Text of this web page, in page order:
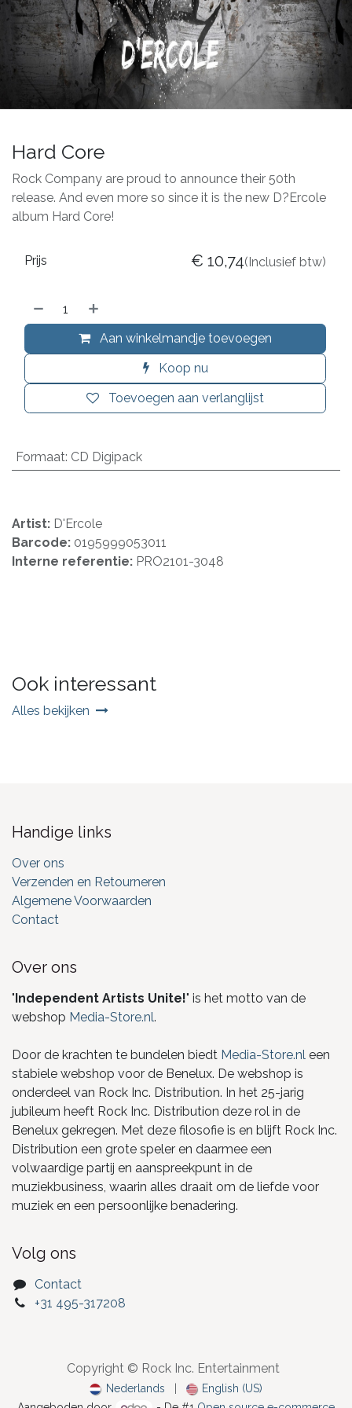
Hard Core
Rock Company are proud to announce their 50th
release. And even more so since it is the new D?Ercole
album Hard Core!
Aan winkelmandje toevoegen
Koop nu
Toevoegen aan verlanglijst
Prijs € 10,74(Inclusief btw)
Formaat: CD Digipack
Artist: D'Ercole
Barcode: 0195999053011
Interne referentie: PRO2101-3048
Ook interessant
Alles bekijken
Handige links
Over ons
Verzenden en Retourneren
Algemene Voorwaarden
Contact
Over ons
"Independent Artists Unite!" is het motto van de
webshop Media-Store.nl.
Door de krachten te bundelen biedt Media-Store.nl een
stabiele webshop voor de Benelux. De webshop is
onderdeel van Rock Inc. Distribution. In het 25-jarig
jubileum heeft Rock Inc. Distribution deze rol in de
Benelux gekregen. Met deze filosofie is en blijft Rock Inc.
Distribution een grote speler en daarmee een
volwaardige partij en aanspreekpunt in de
muziekbusiness, waarin alles draait om de liefde voor
muziek en een persoonlijke benadering.
Volg ons
Contact
+31 495-317208
Copyright © Rock Inc. Entertainment
Nederlands
English (US)